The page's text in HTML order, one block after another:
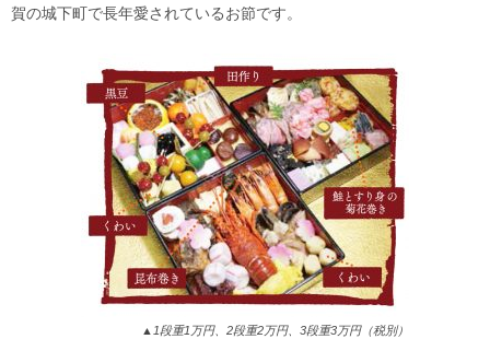
賀の城下町で長年愛されているお節です。
▲1段重1万円、2段重2万円、3段重3万円（税別）